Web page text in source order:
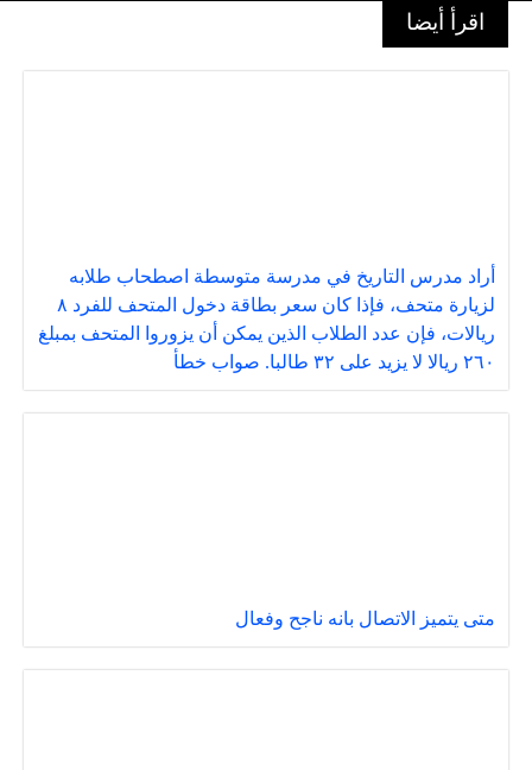
اقرأ أيضا
أراد مدرس التاريخ في مدرسة متوسطة اصطحاب طلابه
لزيارة متحف، فإذا كان سعر بطاقة دخول المتحف للفرد ٨
ريالات، فإن عدد الطلاب الذين يمكن أن يزوروا المتحف بمبلغ
٢٦٠ ريالا لا يزيد على ٣٢ طالبا. صواب خطأ
متى يتميز الاتصال بانه ناجح وفعال